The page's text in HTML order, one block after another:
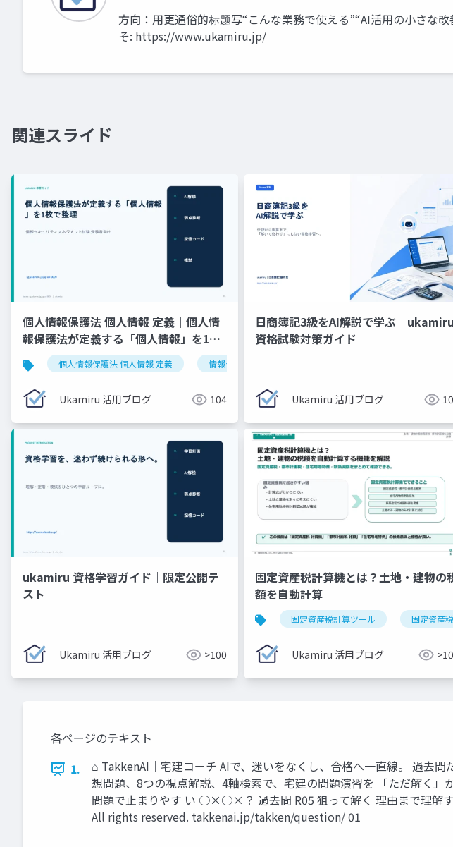
方向：用更通俗的标题写“こんな業務で使える”“AI活用の小さな
そ: https://www.ukamiru.jp/
関連スライド
個人情報保護法 個人情報 定義｜個人情
報保護法が定義する「個人情報」を1枚
で整理個人情報保護法 個人情報 定義 情報セキュリティマネジメント試験
Ukamiru 活用ブログ 104
日商簿記3級をAI解説で学ぶ｜ukamiru
資格試験対策ガイド
Ukamiru 活用ブログ
ukamiru 資格学習ガイド｜限定公開テ
スト
Ukamiru 活用ブログ >100
固定資産税計算機とは？土地・建物の
額を自動計算
固定資産税計算ツール 固定資産税
Ukamiru 活用ブログ
各ページのテキスト
1.
⌂ TakkenAI｜宅建コーチ AIで、迷いをなくし、合格へ一直線。 過去
想問題、8つの視点解説、4軸検索で、宅建の問題演習を 「ただ解く
問題で止まりやす い ○×○×？ 過去問 R05 狙って解く 理由まで理解
All rights reserved. takkenai.jp/takken/question/ 01